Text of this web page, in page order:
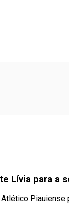
Lívia para a